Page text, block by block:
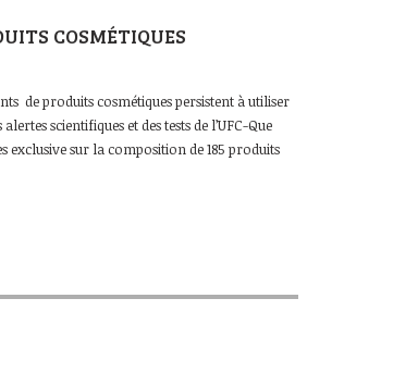
COSMÉTIQUES
de produits cosmétiques persistent à utiliser
scientifiques et des tests de l’UFC-Que
exclusive sur la composition de 185 produits